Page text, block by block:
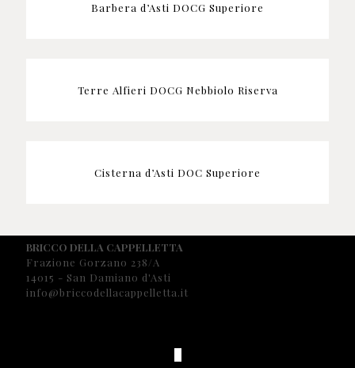
Barbera d’Asti DOCG Superiore
Terre Alfieri DOCG Nebbiolo Riserva
Cisterna d’Asti DOC Superiore
BRICCO DELLA CAPPELLETTA
Frazione Gorzano 238/A
14015 - San Damiano d'Asti
info@briccodellacappelletta.it